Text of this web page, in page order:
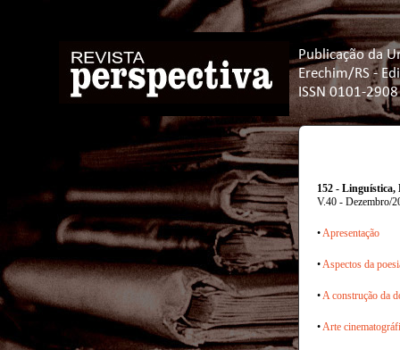
Publicação da
Erechim/RS -
ISSN 0101-2908
152 - Linguística,
V.40 - Dezembro/
•Apresentação
•Aspectos da
•A construção da
•Arte